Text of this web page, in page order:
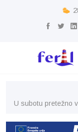
U subotu pretežno